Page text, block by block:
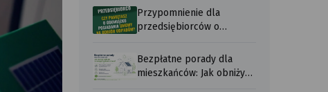
Przypomnienie dla
przedsiębiorców o
Bezpłatne porady dla
mieszkańców: Jak obniżyć